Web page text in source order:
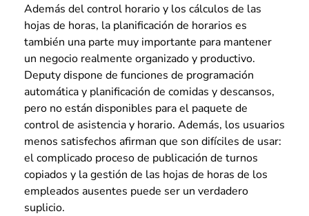
Además del control horario y los cálculos de las
hojas de horas, la planificación de horarios es
también una parte muy importante para mantener
un negocio realmente organizado y productivo.
Deputy dispone de funciones de programación
automática y planificación de comidas y descansos,
pero no están disponibles para el paquete de
control de asistencia y horario. Además, los usuarios
menos satisfechos afirman que son difíciles de usar:
el complicado proceso de publicación de turnos
copiados y la gestión de las hojas de horas de los
empleados ausentes puede ser un verdadero
suplicio.